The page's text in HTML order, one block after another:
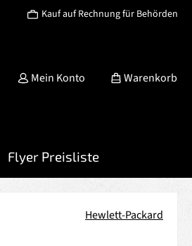
Kauf auf Rechnung für Behörden
Mein Konto Warenkorb
Flyer Preisliste
Hewlett-Packard